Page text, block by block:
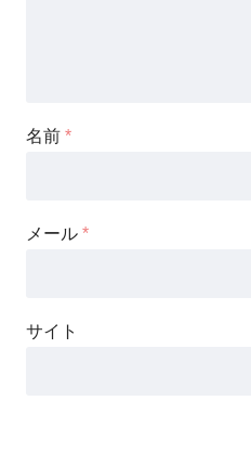
名前 *
メール *
サイト